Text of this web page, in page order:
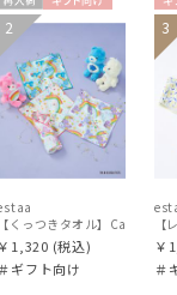
くっつきタオル ねこ
入
荷
ギフト
向け
UNISE
2
【くっつきタオル】
￥1,320 (税込)
＃ギフト向け
ギ
X
3
￥
＃